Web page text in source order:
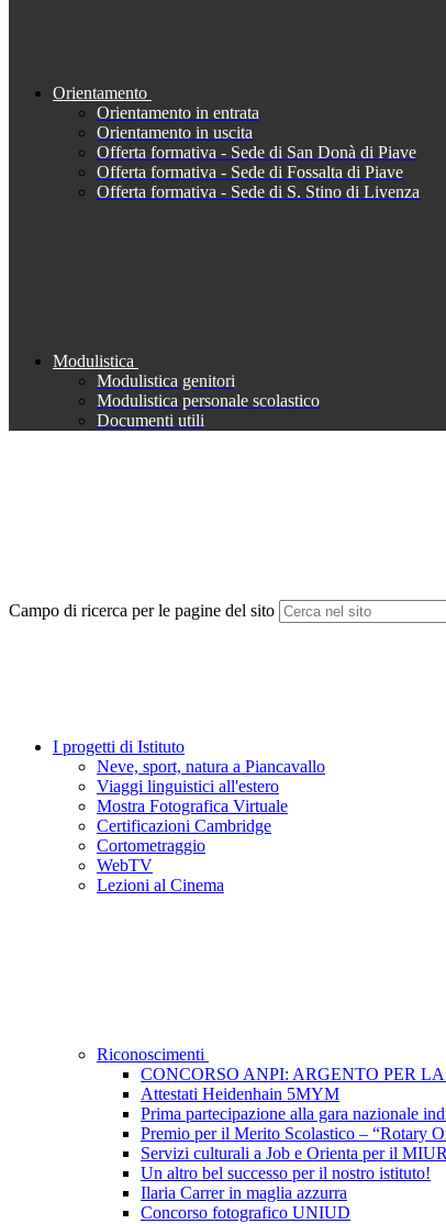
Orientamento
Orientamento in entrata
Orientamento in uscita
Offerta formativa - Sede di San Donà di Piave
Offerta formativa - Sede di Fossalta di Piave
Offerta formativa - Sede di S. Stino di Livenza
Modulistica
Modulistica genitori
Modulistica personale scolastico
Documenti utili
Campo di ricerca per le pagine del sito
I progetti di Istituto
Neve, sport, natura a Piancavallo
Viaggi linguistici all'estero
Mostra Fotografica Virtuale
Certificazioni Cambridge
Cortometraggio
WebTV
Lezioni al Cinema
Riconoscimenti
CONCORSO ANPI: ARGENTO PER
Attestati Heidenhain 5MYM
Prima partecipazione alla gara nazionale
Premio per il Merito Scolastico – “Rotary
Servizi culturali a Job e Orienta per il MIUR
Un altro bel successo per il nostro istituto!
Ilaria Carrer in maglia azzurra
Concorso fotografico UNIUD